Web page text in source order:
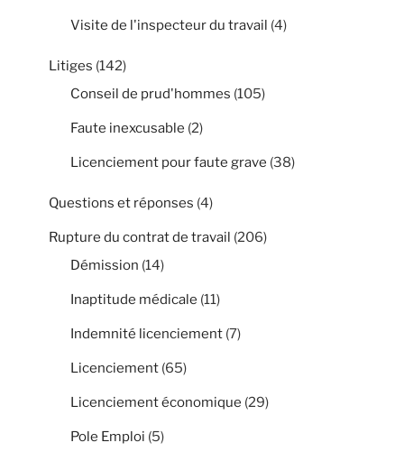
Visite de l'inspecteur du travail (4)
Litiges (142)
Conseil de prud'hommes (105)
Faute inexcusable (2)
Licenciement pour faute grave (38)
Questions et réponses (4)
Rupture du contrat de travail (206)
Démission (14)
Inaptitude médicale (11)
Indemnité licenciement (7)
Licenciement (65)
Licenciement économique (29)
Pole Emploi (5)